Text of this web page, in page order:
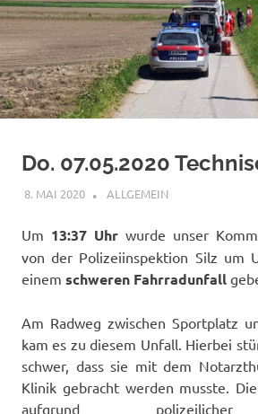
Do. 07.05.2020
8. MAI 2020 RAINER SCHUCHTER
ALLGEMEIN
Um 13:37 Uhr wurde unser
von der Polizeiinspektion Silz um
einem schweren Fahrradunfall
Am Radweg zwischen Sportplatz
kam es zu diesem Unfall. Hierbei
schwer, dass sie mit dem
Klinik gebracht werden musste.
aufgrund